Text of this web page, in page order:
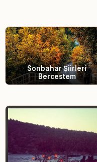
Sonbahar Şiirleri
Bercestem